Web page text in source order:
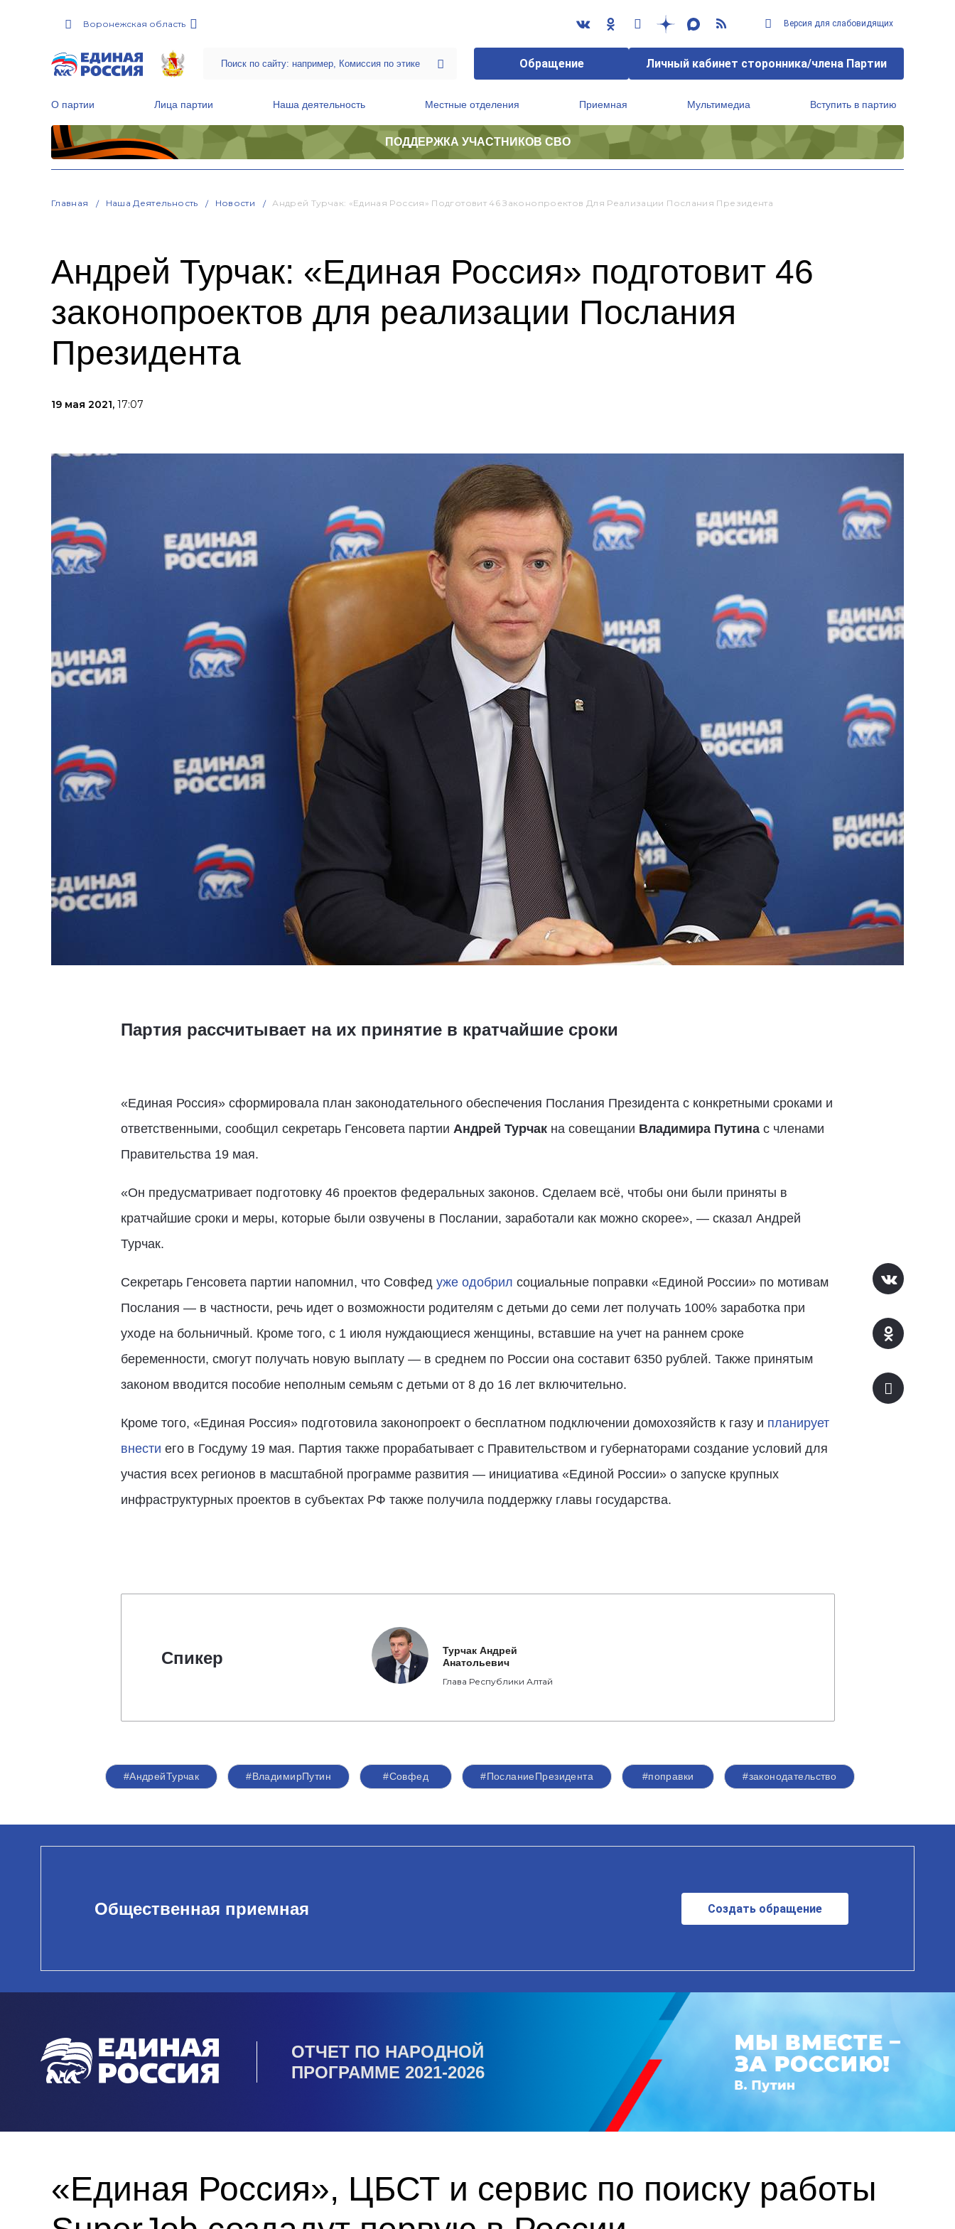
Воронежская область Версия для слабовидящих
Обращение Личный кабинет сторонника/члена Партии
О партии Лица партии Наша деятельность Местные отделения Приемная Мультимедиа Вступить в партию
ПОДДЕРЖКА УЧАСТНИКОВ СВО
Главная Наша Деятельность Новости Андрей Турчак: «Единая Россия» Подготовит 46 Законопроектов Для Реализации Послания Президента
Андрей Турчак: «Единая Россия» подготовит 46
законопроектов для реализации Послания
Президента
19 мая 2021, 17:07
Партия рассчитывает на их принятие в кратчайшие сроки
«Единая Россия» сформировала план законодательного обеспечения Послания Президента с конкретными сроками и
ответственными, сообщил секретарь Генсовета партии Андрей Турчакна совещании Владимира Путинас членами
Правительства 19 мая.
«Он предусматривает подготовку 46 проектов федеральных законов. Сделаем всё, чтобы они были приняты в
кратчайшие сроки и меры, которые были озвучены в Послании, заработали как можно скорее», — сказал Андрей
Турчак.
Секретарь Генсовета партии напомнил, что Совфед уже одобрил социальные поправки «Единой России» по мотивам
Послания — в частности, речь идет о возможности родителям с детьми до семи лет получать 100% заработка при
уходе на больничный. Кроме того, с 1 июля нуждающиеся женщины, вставшие на учет на раннем сроке
беременности, смогут получать новую выплату — в среднем по России она составит 6350 рублей. Также принятым
законом вводится пособие неполным семьям с детьми от 8 до 16 лет включительно.
Кроме того, «Единая Россия» подготовила законопроект о бесплатном подключении домохозяйств к газу и планирует
внести его в Госдуму 19 мая. Партия также прорабатывает с Правительством и губернаторами создание условий для
участия всех регионов в масштабной программе развития — инициатива «Единой России» о запуске крупных
инфраструктурных проектов в субъектах РФ также получила поддержку главы государства.
Спикер
Турчак Андрей
Анатольевич
Глава Республики Алтай
#АндрейТурчак #ВладимирПутин #Совфед #ПосланиеПрезидента #поправки #законодательство
Общественная приемная Создать обращение
ОТЧЕТ ПО НАРОДНОЙ
ПРОГРАММЕ 2021-2026
«Единая Россия», ЦБСТ и сервис по поиску работы